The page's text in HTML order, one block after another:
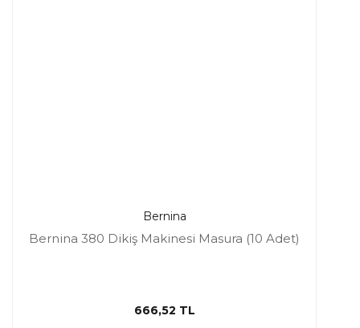
Bernina
Bernina 380 Dikiş Makinesi Masura (10 Adet)
666,52 TL